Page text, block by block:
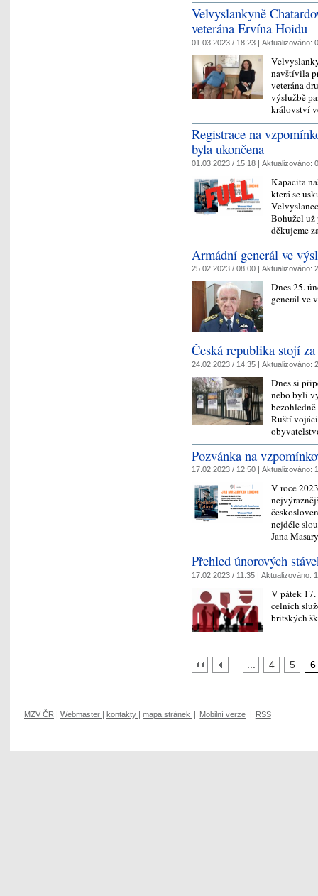
Velvyslankyně
veterána Ervína Hoidu
01.03.2023 / 18:23 | Aktualizováno:
navštívila
veterána
výslužbě
království
Registrace na
byla ukončena
01.03.2023 / 15:18 | Aktualizováno:
Kapacita
která se
Bohužel už
děkujeme
Armádní generál ve
25.02.2023 / 08:00 | Aktualizováno:
Dnes 25.
generál ve
Česká republika stojí
24.02.2023 / 14:35 | Aktualizováno:
Dnes si
nebo byli
Ruští
Pozvánka na
17.02.2023 / 12:50 | Aktualizováno:
V roce
nejdéle
Jana
Přehled únorových
17.02.2023 / 11:35 | Aktualizováno:
V pátek 17.
celních
britských
... 4 5 6
MZV ČR | Webmaster | kontakty | mapa stránek | Mobilní verze | RSS